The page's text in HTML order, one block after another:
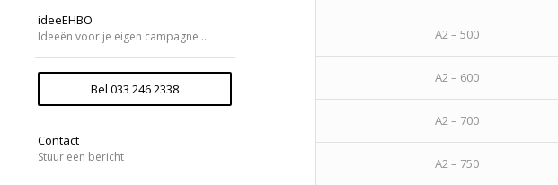
ideeEHBO
Ideeën voor je eigen campagne …
Bel 033 246 2338
Contact
Stuur een bericht
A2 – 500
A2 – 600
A2 – 700
A2 – 750